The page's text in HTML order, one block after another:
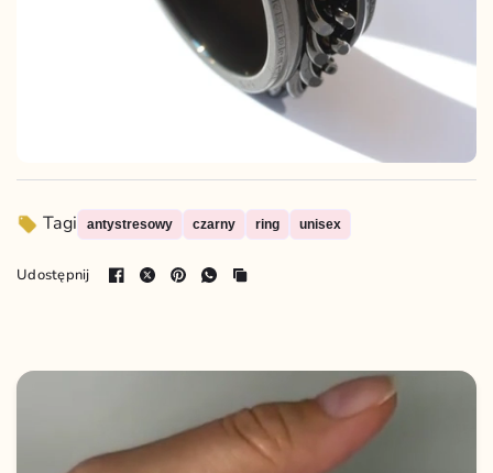
Tagi antystresowy czarny ring unisex
Udostępnij